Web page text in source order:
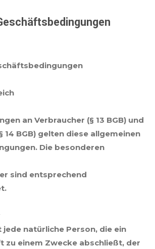
an Verbraucher (§ 13 BGB) und
14 BGB) gelten diese allgemeinen
Die besonderen
sind entsprechend
jede natürliche Person, die ein
zu einem Zwecke abschließt, der